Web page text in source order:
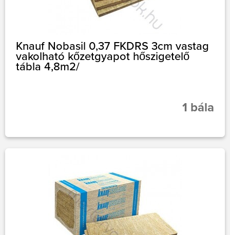
Knauf Nobasil 0,37 FKDRS 3cm vastag
vakolható kőzetgyapot hőszigetelő
tábla 4,8m2/
1 bála